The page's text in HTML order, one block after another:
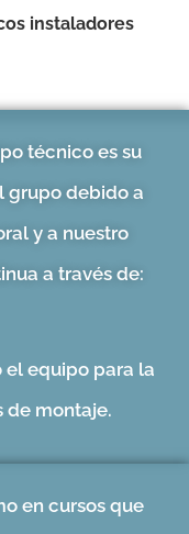
instaladores
técnico es su
grupo debido a
y a nuestro
a través de:
el equipo para la
de montaje.
en cursos que